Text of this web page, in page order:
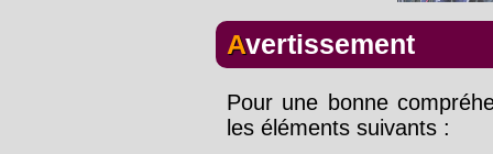
Avertissement
Pour une bonne
les éléments suivants :